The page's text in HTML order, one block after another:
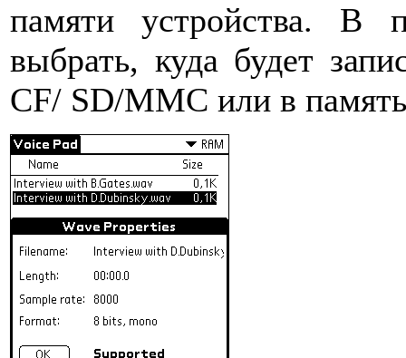
памяти устройства. В
выбрать, куда будет
CF/ SD/MMC или в